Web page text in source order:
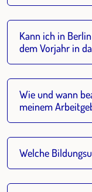
Kann ich in
dem Vorjahr in
Wie und wann
meinem
Welche